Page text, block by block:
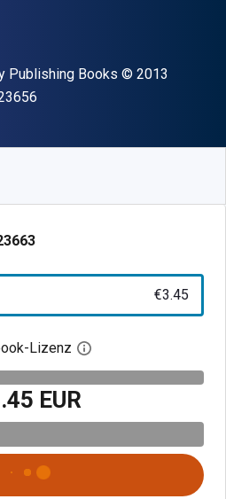
Publishing Books Copyright
© 2013
€3.45
Lizenz Digitalen
EUR